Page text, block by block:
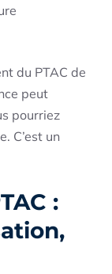
du PTAC de
peut
pourriez
C’est un
: